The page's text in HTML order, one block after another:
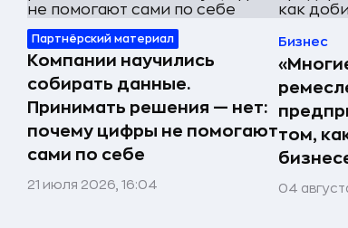
Партнёрский материал
Компании научились
собирать данные.
Принимать решения — нет:
почему цифры не помогают
сами по себе
21 июля 2026, 16:04
Бизнес
том,
04